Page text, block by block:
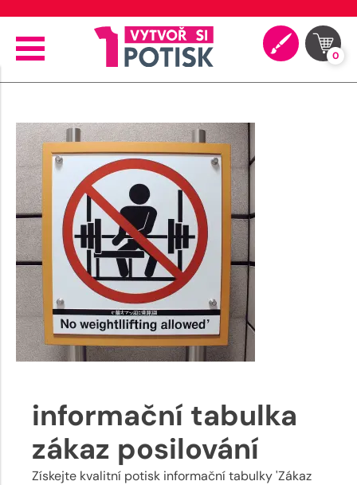
0
informační tabulka
zákaz posilování
Získejte kvalitní potisk informační tabulky 'Zákaz